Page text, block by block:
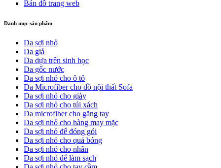
Bản đồ trang web
Danh mục sản phẩm
Da sợi nhỏ
Da giả
Da dựa trên sinh học
Da gốc nước
Da sợi nhỏ cho ô tô
Da Microfiber cho đồ nội thất Sofa
Da sợi nhỏ cho giày
Da sợi nhỏ cho túi xách
Da microfiber cho găng tay
Da sợi nhỏ cho hàng may mặc
Da sợi nhỏ để đóng gói
Da sợi nhỏ cho quả bóng
Da sợi nhỏ cho nhãn
Da sợi nhỏ để làm sạch